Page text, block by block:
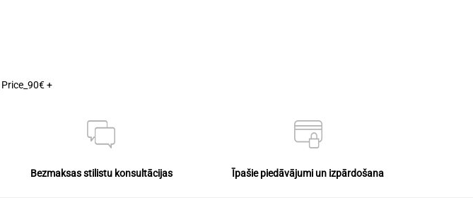
Price_90€ +
Bezmaksas stilistu konsultācijas Īpašie piedāvājumi un izpārdošana